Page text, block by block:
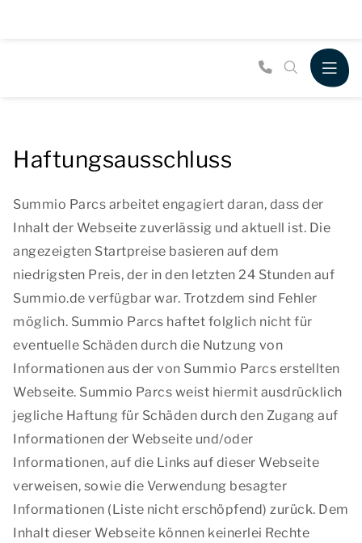
Haftungsausschluss
Summio Parcs arbeitet engagiert daran, dass der
Inhalt der Webseite zuverlässig und aktuell ist. Die
angezeigten Startpreise basieren auf dem
niedrigsten Preis, der in den letzten 24 Stunden auf
Summio.de verfügbar war. Trotzdem sind Fehler
möglich. Summio Parcs haftet folglich nicht für
eventuelle Schäden durch die Nutzung von
Informationen aus der von Summio Parcs erstellten
Webseite. Summio Parcs weist hiermit ausdrücklich
jegliche Haftung für Schäden durch den Zugang auf
Informationen der Webseite und/oder
Informationen, auf die Links auf dieser Webseite
verweisen, sowie die Verwendung besagter
Informationen (Liste nicht erschöpfend) zurück. Dem
Inhalt dieser Webseite können keinerlei Rechte